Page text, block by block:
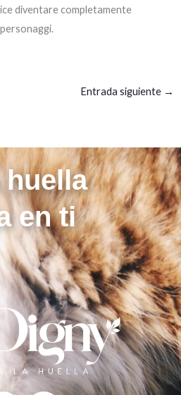
diventare completamente
Entrada siguiente →
huella
en ti